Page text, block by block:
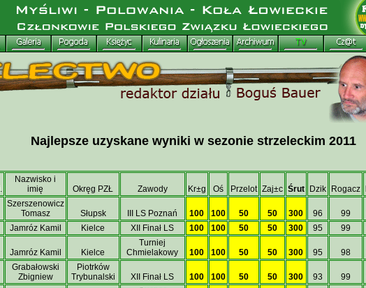
Najlepsze uzyskane wyniki w sezonie strzeleckim 2011
Nazwisko i
imię
Okręg PZŁ Zawody Kr±g Oś Przelot Zaj±c Śrut Dzik Rogacz
Szerszenowicz
Tomasz
Słupsk III LS Poznań 100 100 50 50 300 96 99
Jamróz Kamil Kielce XII Finał LS 100 100 50 50 300 95 99
Jamróz Kamil Kielce
Turniej
Chmielakowy
100 100 50 50 300 95 98
Grabałowski
Zbigniew
Piotrków
Trybunalski
XII Finał LS 100 100 50 50 300 93 99